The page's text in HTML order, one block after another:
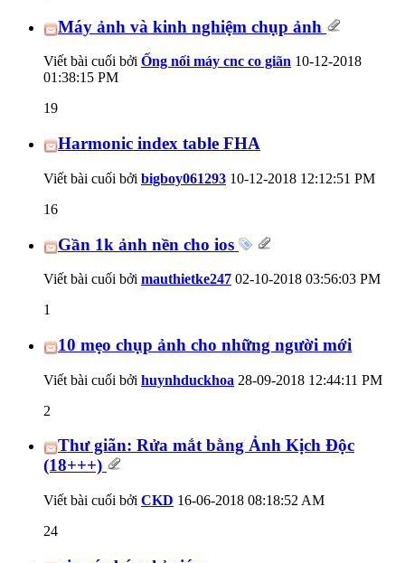
Máy ảnh và kinh nghiệm chụp ảnh
Viết bài cuối bởi Ống nối máy cnc co giãn 10-12-2018
01:38:15 PM
19
Harmonic index table FHA
Viết bài cuối bởi bigboy061293 10-12-2018 12:12:51 PM
16
Gần 1k ảnh nền cho ios
Viết bài cuối bởi mauthietke247 02-10-2018 03:56:03 PM
1
10 mẹo chụp ảnh cho những người mới
Viết bài cuối bởi huynhduckhoa 28-09-2018 12:44:11 PM
2
Thư giãn: Rửa mắt bằng Ảnh Kịch Độc
(18+++)
Viết bài cuối bởi CKD 16-06-2018 08:18:52 AM
24